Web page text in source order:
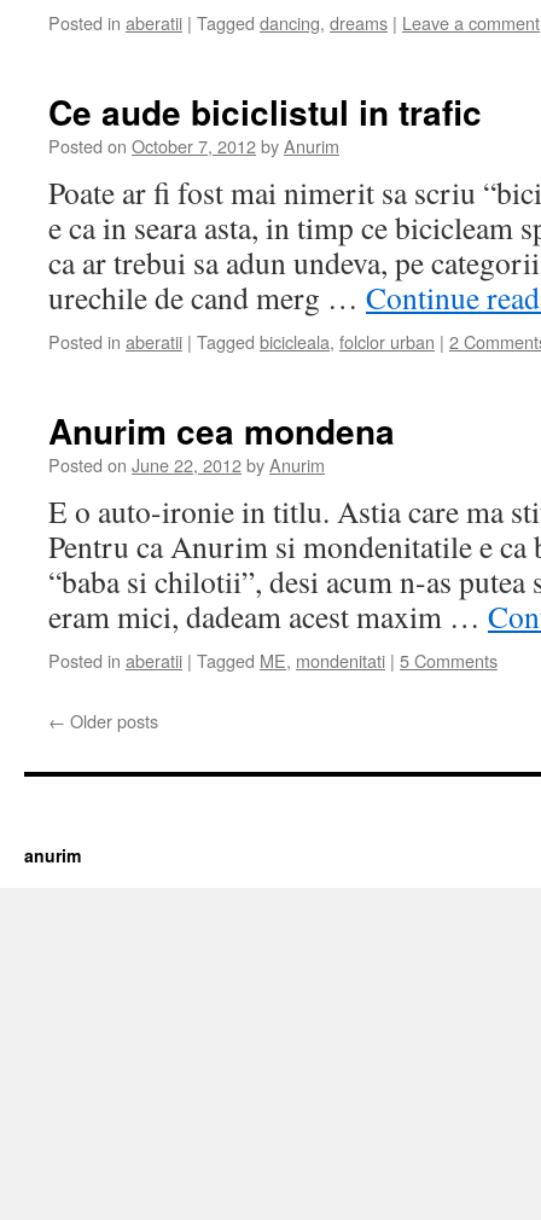
Posted in aberatii | Tagged dancing, dreams | Leave a comment
Ce aude biciclistul in trafic
Posted on October 7, 2012byAnurim
Poate ar fi fost mai nimerit sa scriu
e ca in seara asta, in timp ce bicicleam
ca ar trebui sa adun undeva, pe
urechile de cand merg … Continue
Posted in aberatii | Tagged bicicleala, folclor urban | 2
Anurim cea mondena
Posted on June 22, 2012byAnurim
E o auto-ironie in titlu. Astia care ma
Pentru ca Anurim si mondenitatile e ca
“baba si chilotii”, desi acum n-as putea
eram mici, dadeam acest maxim …
Posted in aberatii | Tagged ME, mondenitati | 5 Comments
← Older posts
anurim